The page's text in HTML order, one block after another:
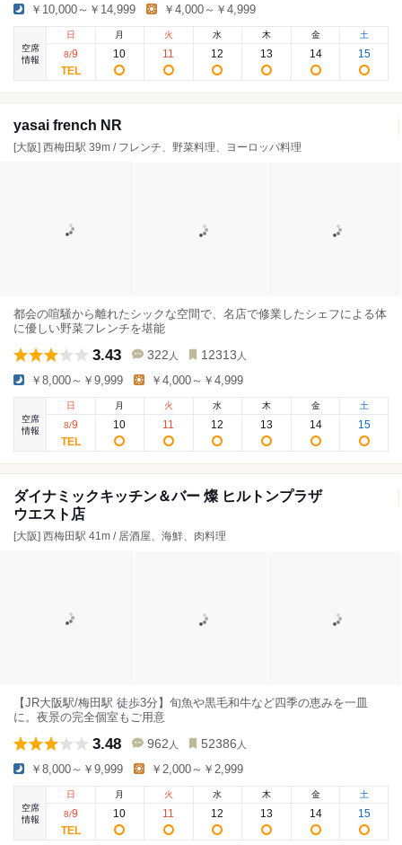
￥10,000～￥14,999 ￥4,000～￥4,999
空席
情報
日
8/9
月
10
火
11
水
12
木
13
金
14
土
15
yasai french NR
[大阪] 西梅田駅 39m / フレンチ、野菜料理、ヨーロッパ料理
都会の喧騒から離れたシックな空間で、名店で修業したシェフによる体
に優しい野菜フレンチを堪能
3.43 322 人 12313 人
￥8,000～￥9,999 ￥4,000～￥4,999
空席
情報
日
8/9
月
10
火
11
水
12
木
13
金
14
土
15
ダイナミックキッチン＆バー 燦 ヒルトンプラザ
ウエスト店
[大阪] 西梅田駅 41m / 居酒屋、海鮮、肉料理
【JR大阪駅/梅田駅 徒歩3分】旬魚や黒毛和牛など四季の恵みを一皿
に。夜景の完全個室もご用意
3.48 962 人 52386 人
￥8,000～￥9,999 ￥2,000～￥2,999
空席
情報
日
8/9
月
10
火
11
水
12
木
13
金
14
土
15